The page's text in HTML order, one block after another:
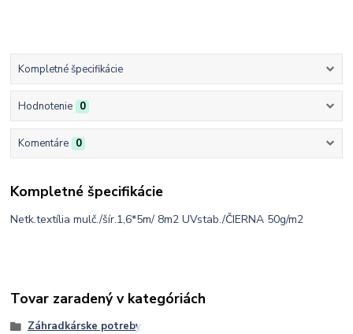
Kompletné špecifikácie
Hodnotenie 0
Komentáre 0
Kompletné špecifikácie
Netk.textília mulč./šír.1,6*5m/ 8m2 UVstab./ČIERNA 50g/m2
Tovar zaradený v kategóriách
Záhradkárske potreby